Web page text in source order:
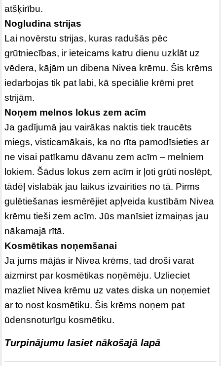
atšķirību.
Nogludina strijas
Lai novērstu strijas, kuras radušās pēc
grūtniecības, ir ieteicams katru dienu uzklāt uz
vēdera, kājām un dibena Nivea krēmu. Šis krēms
iedarbojas tik pat labi, kā speciālie krēmi pret
strijām.
Noņem melnos lokus zem acīm
Ja gadījumā jau vairākas naktis tiek traucēts
miegs, visticamākais, ka no rīta pamodīsieties ar
ne visai patīkamu dāvanu zem acīm – melniem
lokiem. Šādus lokus zem acīm ir ļoti grūti noslēpt,
tādēļ vislabāk jau laikus izvairīties no tā. Pirms
gulētiešanas iesmērējiet apļveida kustībām Nivea
krēmu tieši zem acīm. Jūs manīsiet izmaiņas jau
nākamajā rītā.
Kosmētikas noņemšanai
Ja jums mājās ir Nivea krēms, tad droši varat
aizmirst par kosmētikas noņēmēju. Uzlieciet
mazliet Nivea krēmu uz vates diska un noņemiet
ar to nost kosmētiku. Šis krēms noņem pat
ūdensnoturīgu kosmētiku.
Turpinājumu lasiet nākošajā lapā